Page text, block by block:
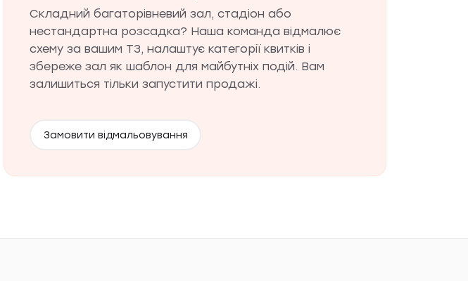
Складний багаторівневий зал, стадіон або
нестандартна розсадка? Наша команда відмалює
схему за вашим ТЗ, налаштує категорії квитків і
збереже зал як шаблон для майбутніх подій. Вам
залишиться тільки запустити продажі.
Замовити відмальовування